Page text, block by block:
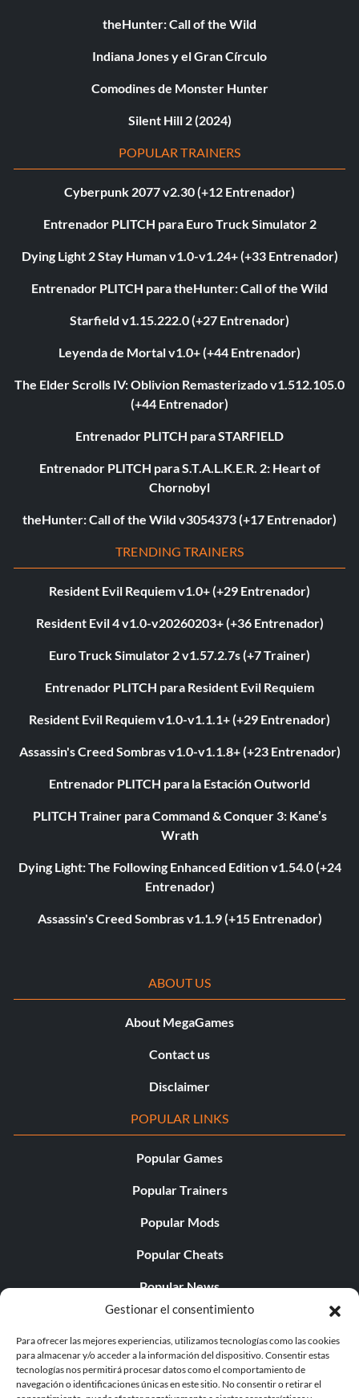
Gestionar el consentimiento
Para ofrecer las mejores experiencias, utilizamos tecnologías como las cookies
para almacenar y/o acceder a la información del dispositivo. Consentir estas
tecnologías nos permitirá procesar datos como el comportamiento de
navegación o identificaciones únicas en este sitio. No consentir o retirar el
theHunter: Call of the Wild
Indiana Jones y el Gran Círculo
Comodines de Monster Hunter
Silent Hill 2 (2024)
POPULAR TRAINERS
Cyberpunk 2077 v2.30 (+12 Entrenador)
Entrenador PLITCH para Euro Truck Simulator 2
Dying Light 2 Stay Human v1.0-v1.24+ (+33 Entrenador)
Entrenador PLITCH para theHunter: Call of the Wild
Starfield v1.15.222.0 (+27 Entrenador)
Leyenda de Mortal v1.0+ (+44 Entrenador)
The Elder Scrolls IV: Oblivion Remasterizado v1.512.105.0
(+44 Entrenador)
Entrenador PLITCH para STARFIELD
Entrenador PLITCH para S.T.A.L.K.E.R. 2: Heart of
Chornobyl
theHunter: Call of the Wild v3054373 (+17 Entrenador)
TRENDING TRAINERS
Resident Evil Requiem v1.0+ (+29 Entrenador)
Resident Evil 4 v1.0-v20260203+ (+36 Entrenador)
Euro Truck Simulator 2 v1.57.2.7s (+7 Trainer)
Entrenador PLITCH para Resident Evil Requiem
Resident Evil Requiem v1.0-v1.1.1+ (+29 Entrenador)
Assassin's Creed Sombras v1.0-v1.1.8+ (+23 Entrenador)
Entrenador PLITCH para la Estación Outworld
PLITCH Trainer para Command & Conquer 3: Kane’s
Wrath
Dying Light: The Following Enhanced Edition v1.54.0 (+24
Entrenador)
Assassin's Creed Sombras v1.1.9 (+15 Entrenador)
ABOUT US
About MegaGames
Contact us
Disclaimer
POPULAR LINKS
Popular Games
Popular Trainers
Popular Mods
Popular Cheats
Popular News
Popular Editorials
Popular Free Games
LATEST UPDATES